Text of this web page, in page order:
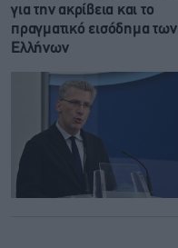
για την ακρίβεια και το
πραγματικό εισόδημα των
Ελλήνων